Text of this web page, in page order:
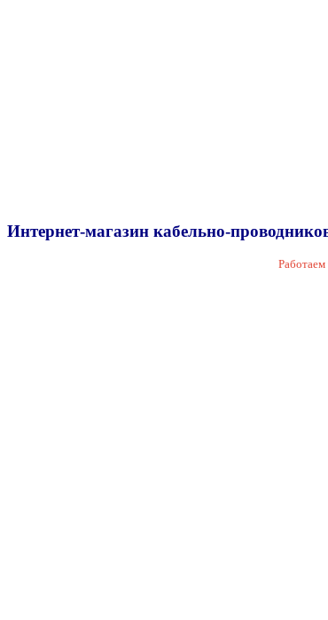
Интернет-магазин кабельно-